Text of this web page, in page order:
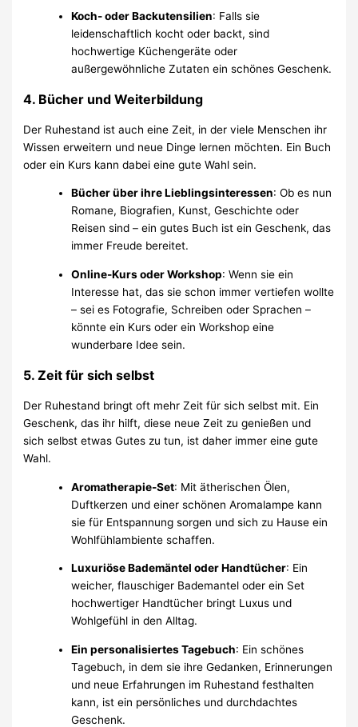
Koch- oder Backutensilien: Falls sie
leidenschaftlich kocht oder backt, sind
hochwertige Küchengeräte oder
außergewöhnliche Zutaten ein schönes Geschenk.
4. Bücher und Weiterbildung
Der Ruhestand ist auch eine Zeit, in der viele Menschen ihr
Wissen erweitern und neue Dinge lernen möchten. Ein Buch
oder ein Kurs kann dabei eine gute Wahl sein.
Bücher über ihre Lieblingsinteressen: Ob es nun
Romane, Biografien, Kunst, Geschichte oder
Reisen sind – ein gutes Buch ist ein Geschenk, das
immer Freude bereitet.
Online-Kurs oder Workshop: Wenn sie ein
Interesse hat, das sie schon immer vertiefen wollte
– sei es Fotografie, Schreiben oder Sprachen –
könnte ein Kurs oder ein Workshop eine
wunderbare Idee sein.
5.Zeit für sich selbst
Der Ruhestand bringt oft mehr Zeit für sich selbst mit. Ein
Geschenk, das ihr hilft, diese neue Zeit zu genießen und
sich selbst etwas Gutes zu tun, ist daher immer eine gute
Wahl.
Aromatherapie-Set: Mit ätherischen Ölen,
Duftkerzen und einer schönen Aromalampe kann
sie für Entspannung sorgen und sich zu Hause ein
Wohlfühlambiente schaffen.
Luxuriöse Bademäntel oder Handtücher: Ein
weicher, flauschiger Bademantel oder ein Set
hochwertiger Handtücher bringt Luxus und
Wohlgefühl in den Alltag.
Ein personalisiertes Tagebuch: Ein schönes
Tagebuch, in dem sie ihre Gedanken, Erinnerungen
und neue Erfahrungen im Ruhestand festhalten
kann, ist ein persönliches und durchdachtes
Geschenk.